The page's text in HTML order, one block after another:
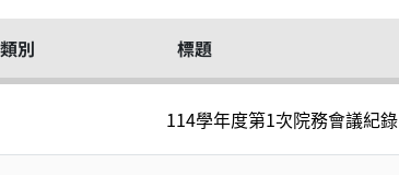
類別 標題
114學年度第1次院務會議紀錄